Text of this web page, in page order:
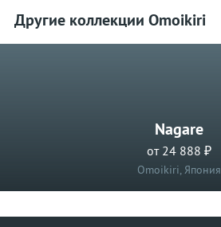
Другие коллекции Omoikiri
Nagare
от 24 888 ₽
Omoikiri, Япония